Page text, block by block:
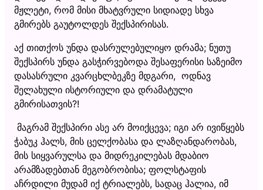
მჟლეტი, რომ მისი მხატვრული სიდიადე სხვა
გმირებს გაუტოლდეს შექსპირისას.
აქ თითქოს უნდა დასრულებულიყო დრამა; ნუთუ
შექსპირს უნდა გასჭირვებოდა შესაფერისი საზეიმო
დასასრული კვარცხლბეკზე მდგარი, ოდნავ
შელახული ისტორიული და დრამატული
გმირისათვის?!
მაგრამ შექსპირი ასე არ მოიქცევა; იგი არ ივიწყებს
ჭაბუკ ჰალს, მის ცელქობასა და ლაზღანდარობას,
მის სიყვარულსა და მიდრეკილებას მდაბიო
არამზადებთან მეგობრობისა; ფოლსტაფის
აჩრდილი მუდამ იქ ტრიალებს, სადაც ჰალია, იმ